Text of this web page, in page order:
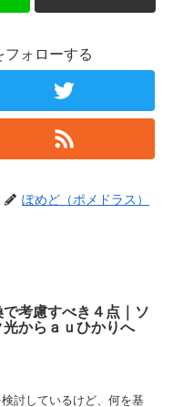
ォローする
ぽめど（ポメドラス）
考慮すべき４点｜ソ
光からａｕひかりへ
討しているけど、何を基